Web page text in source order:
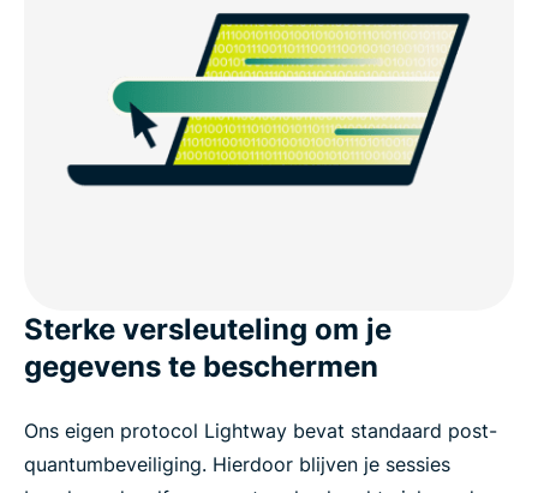
Sterke versleuteling om je
gegevens te beschermen
Ons eigen protocol Lightway bevat standaard post-
quantumbeveiliging. Hierdoor blijven je sessies